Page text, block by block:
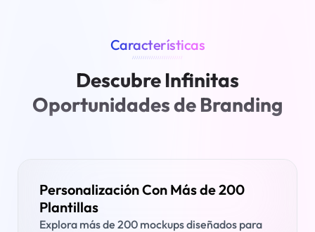
Características
////////////////////////
Descubre Infinitas
Oportunidades de Branding
Personalización Con Más de 200
Plantillas
Explora más de 200 mockups diseñados para